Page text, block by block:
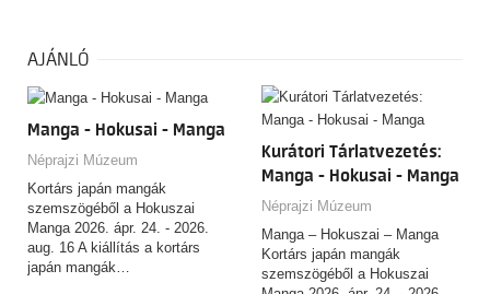
AJÁNLÓ
Manga - Hokusai - Manga
Néprajzi Múzeum
Kortárs japán mangák
szemszögéből a Hokuszai
Manga 2026. ápr. 24. - 2026.
aug. 16 A kiállítás a kortárs
japán mangák…
Kurátori Tárlatvezetés:
Manga - Hokusai - Manga
Néprajzi Múzeum
Manga – Hokuszai – Manga
Kortárs japán mangák
szemszögéből a Hokuszai